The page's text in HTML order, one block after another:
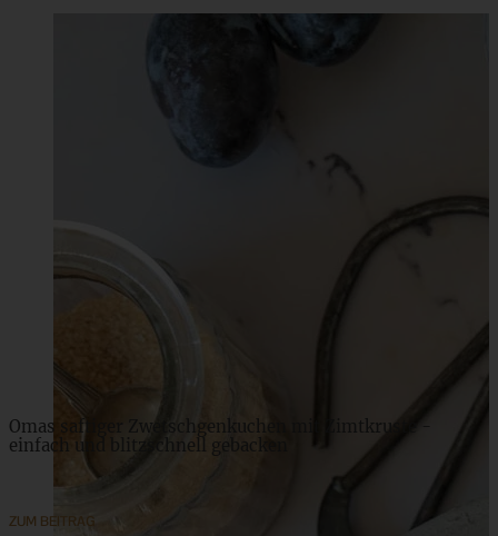
Cremige Schokomousse-Torte mit Nussboden
Omas saftiger Zwetschgenkuchen mit Zimtkruste -
einfach und blitzschnell gebacken
ZUM BEITRAG